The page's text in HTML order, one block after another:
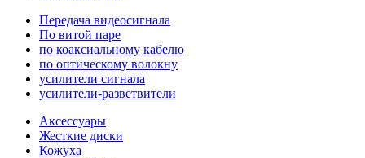
Передача видеосигнала
По витой паре
по коаксиальному кабелю
по оптическому волокну
усилители сигнала
усилители-разветвители
Аксессуары
Жесткие диски
Кожуха